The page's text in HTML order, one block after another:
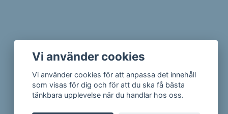
Vi använder cookies
Vi använder cookies för att anpassa det innehåll
som visas för dig och för att du ska få bästa
tänkbara upplevelse när du handlar hos oss.